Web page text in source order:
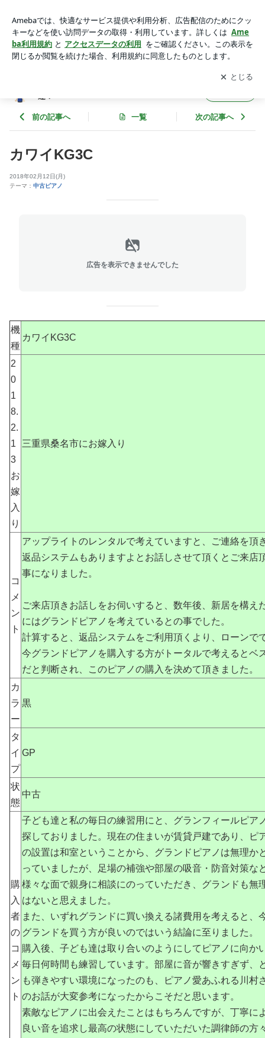
達！
アプリをダウンロードして ブログの更新通知
を受け取りまし
ょう。
開く
達！
前の記事へ 一覧 次の記事へ
カワイKG3C
2018年02月12日(月)
テーマ： 中古ピアノ
広告を表示できませんでした
機
種
カワイKG3C
2
0
1
8.
2.
1
3
お
嫁
入
り
三重県桑名市にお嫁入り
コ
メ
ン
ト
アップライトのレンタルで考えていますと、ご連絡を頂
返品システムもありますよとお話しさせて頂くとご来店
事になりました。
ご来店頂きお話しをお伺いすると、数年後、新居を構え
にはグランドピアノを考えているとの事でした。
計算すると、返品システムをご利用頂くより、ローンで
今グランドピアノを購入する方がトータルで考えるとベ
だと判断され、このピアノの購入を決めて頂きました。
カ
ラ
ー
黒
タ
イ
プ
GP
状
態
中古
購
入
者
の
コ
メ
ン
ト
子ども達と私の毎日の練習用にと、グランフィールピア
探しておりました。現在の住まいが賃貸戸建であり、ピ
の設置は和室ということから、グランドピアノは無理か
っていましたが、足場の補強や部屋の吸音・防音対策な
様々な面で親身に相談にのっていただき、グランドも無
はないと思えました。
また、いずれグランドに買い換える諸費用を考えると、
グランドを買う方が良いのではいう結論に至りました。
購入後、子ども達は取り合いのようにしてピアノに向か
毎日何時間も練習しています。部屋に音が響きすぎず、
も弾きやすい環境になったのも、ピアノ愛あふれる川村
のお話が大変参考になったからこそだと思います。
素敵なピアノに出会えたことはもちろんですが、丁寧に
良い音を追求し最高の状態にしていただいた調律師の方